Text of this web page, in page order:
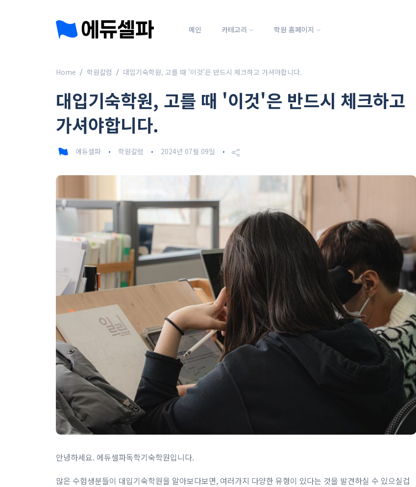
메인 카테고리 학원 홈페이지
Home 학원칼럼 대입기숙학원, 고를 때 '이것'은 반드시 체크하고 가셔야합니다.
대입기숙학원, 고를 때 '이것'은 반드시 체크하고
가셔야합니다.
에듀셀파 학원칼럼 2024년 07월 09일
안녕하세요. 에듀셀파독학기숙학원입니다.
많은 수험생분들이 대입기숙학원을 알아보다보면, 여러가지 다양한 유형이 있다는 것을 발견하실 수 있으실겁